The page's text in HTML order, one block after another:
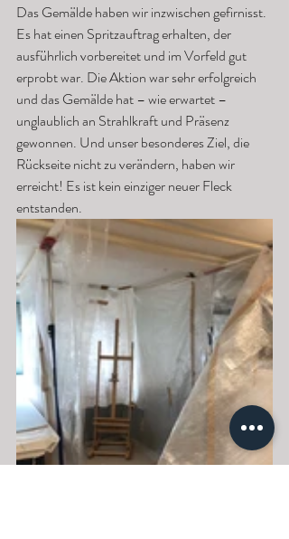
Das Gemälde haben wir inzwischen gefirnisst.
Es hat einen Spritzauftrag erhalten, der
ausführlich vorbereitet und im Vorfeld gut
erprobt war. Die Aktion war sehr erfolgreich
und das Gemälde hat – wie erwartet –
unglaublich an Strahlkraft und Präsenz
gewonnen. Und unser besonderes Ziel, die
Rückseite nicht zu verändern, haben wir
erreicht! Es ist kein einziger neuer Fleck
entstanden.